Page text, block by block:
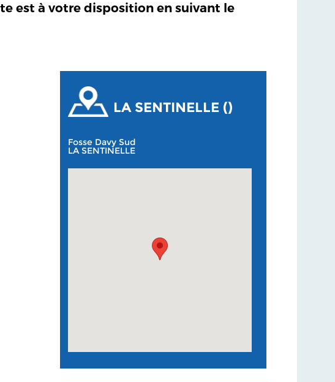
est à votre disposition en suivant le
LA SENTINELLE ()
Fosse Davy Sud
LA SENTINELLE